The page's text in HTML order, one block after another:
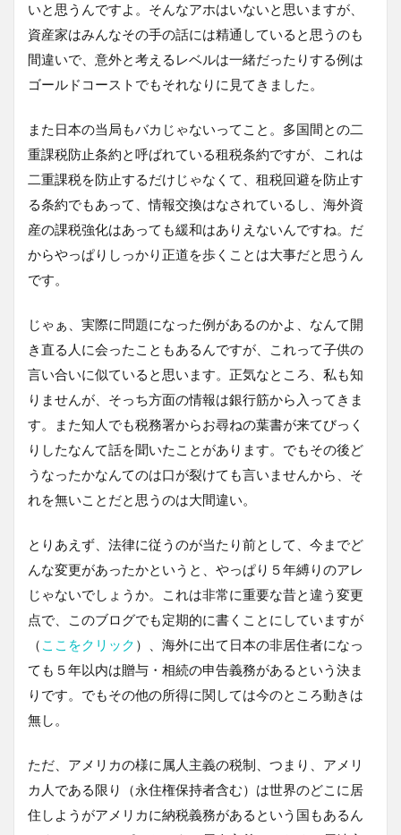
いと思うんですよ。そんなアホはいないと思いますが、
資産家はみんなその手の話には精通していると思うのも
間違いで、意外と考えるレベルは一緒だったりする例は
ゴールドコーストでもそれなりに見てきました。
また日本の当局もバカじゃないってこと。多国間との二
重課税防止条約と呼ばれている租税条約ですが、これは
二重課税を防止するだけじゃなくて、租税回避を防止す
る条約でもあって、情報交換はなされているし、海外資
産の課税強化はあっても緩和はありえないんですね。だ
からやっぱりしっかり正道を歩くことは大事だと思うん
です。
じゃぁ、実際に問題になった例があるのかよ、なんて開
き直る人に会ったこともあるんですが、これって子供の
言い合いに似ていると思います。正気なところ、私も知
りませんが、そっち方面の情報は銀行筋から入ってきま
す。また知人でも税務署からお尋ねの葉書が来てびっく
りしたなんて話を聞いたことがあります。でもその後ど
うなったかなんてのは口が裂けても言いませんから、そ
れを無いことだと思うのは大間違い。
とりあえず、法律に従うのが当たり前として、今までど
んな変更があったかというと、やっぱり５年縛りのアレ
じゃないでしょうか。これは非常に重要な昔と違う変更
点で、このブログでも定期的に書くことにしていますが
（ ここをクリック ）、海外に出て日本の非居住者になっ
ても５年以内は贈与・相続の申告義務があるという決ま
りです。でもその他の所得に関しては今のところ動きは
無し。
ただ、アメリカの様に属人主義の税制、つまり、アメリ
カ人である限り（永住権保持者含む）は世界のどこに居
住しようがアメリカに納税義務があるという国もあるん